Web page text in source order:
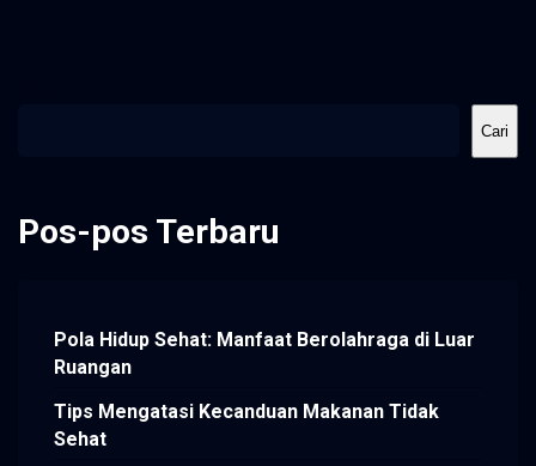
Cari
Pos-pos Terbaru
Pola Hidup Sehat: Manfaat Berolahraga di Luar
Ruangan
Tips Mengatasi Kecanduan Makanan Tidak
Sehat